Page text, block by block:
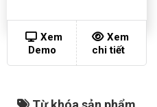
Xem
Demo
Xem
chi tiết